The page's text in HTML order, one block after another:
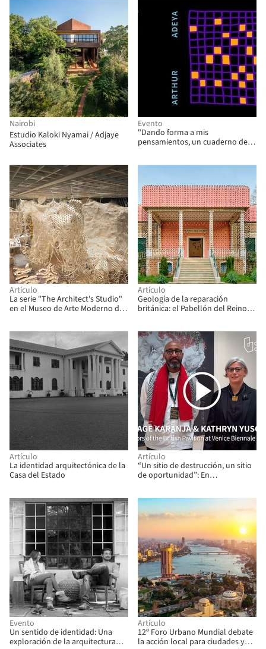
Nairobi
Estudio Kaloki Nyamai / Adjaye
Associates
Evento
"Dando forma a mis
pensamientos, un cuaderno de
Artículo
La serie "The Architect's Studio"
en el Museo de Arte Moderno de
Artículo
Geología de la reparación
británica: el Pabellón del Reino
Arquitectura de Venecia 2025
Artículo
La identidad arquitectónica de la
Casa del Estado
Artículo
“Un sitio de destrucción, un sitio
de oportunidad”: En
del Pabellón Británico
Evento
Un sentido de identidad: Una
exploración de la arquitectura
Artículo
12º Foro Urbano Mundial debate
la acción local para ciudades y